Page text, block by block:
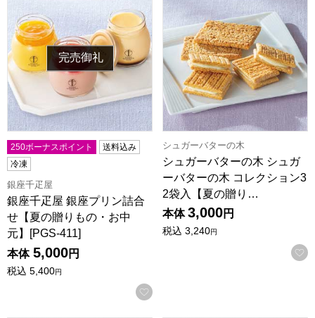
完売御礼
250ボーナスポイント
送料込み
冷凍
銀座千疋屋
銀座千疋屋 銀座プリン詰合
せ【夏の贈りもの・お中
元】[PGS-411]
本体 5,000円
税込 5,400円
お気に入りに登録する
シュガーバターの木
シュガーバターの木 シュガ
ーバターの木 コレクション3
2袋入【夏の贈り…
本体 3,000円
税込 3,240円